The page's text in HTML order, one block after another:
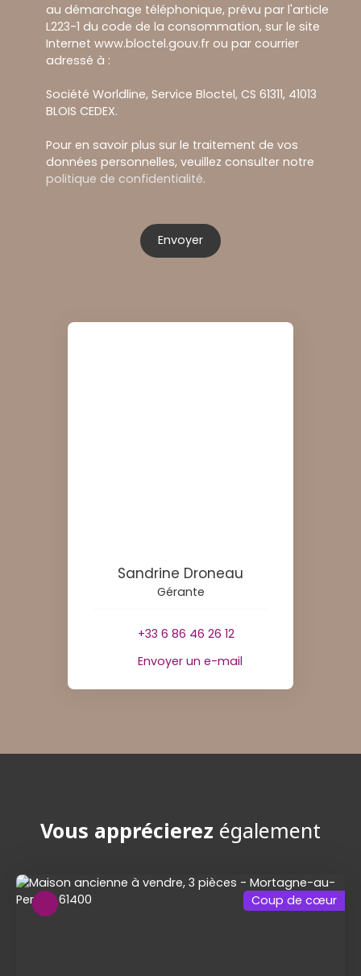
au démarchage téléphonique, prévu par l'article
L223-1 du code de la consommation, sur le site
Internet www.bloctel.gouv.fr ou par courrier
adressé à :
Société Worldline, Service Bloctel, CS 61311, 41013
BLOIS CEDEX.
Pour en savoir plus sur le traitement de vos
données personnelles, veuillez consulter notre
politique de confidentialité.
Envoyer
Sandrine Droneau
Gérante
+33 6 86 46 26 12
Envoyer un e-mail
Vous apprécierez également
Coup de cœur